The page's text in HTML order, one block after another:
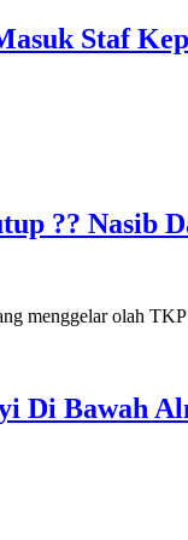
Staf
?? Nasib
Di Bawah